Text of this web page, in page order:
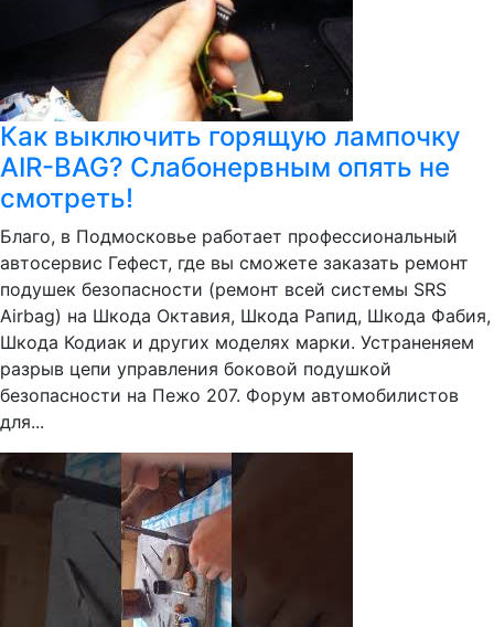
Как выключить горящую лампочку
AIR-BAG? Слабонервным опять не
смотреть!
Благо, в Подмосковье работает профессиональный
автосервис Гефест, где вы сможете заказать ремонт
подушек безопасности (ремонт всей системы SRS
Airbag) на Шкода Октавия, Шкода Рапид, Шкода Фабия,
Шкода Кодиак и других моделях марки. Устраненяем
разрыв цепи управления боковой подушкой
безопасности на Пежо 207. Форум автомобилистов
для...